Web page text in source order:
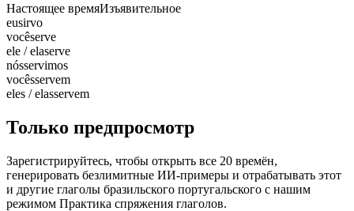
Настоящее времяИзъявительное
eusirvo
vocêserve
ele / elaserve
nósservimos
vocêsservem
eles / elasservem
Только предпросмотр
Зарегистрируйтесь, чтобы открыть все 20 времён,
генерировать безлимитные ИИ-примеры и отрабатывать этот
и другие глаголы бразильского португальского с нашим
режимом Практика спряжения глаголов.